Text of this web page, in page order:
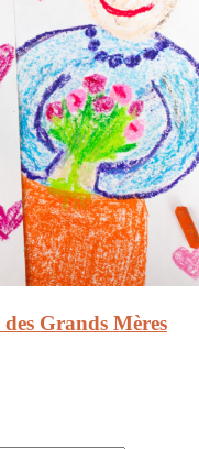
Grands Mères